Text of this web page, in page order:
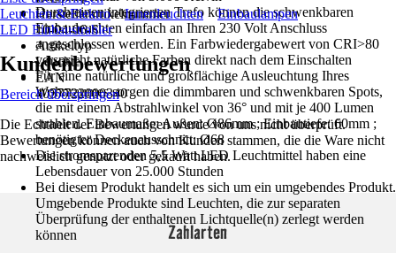
Herstellerartikelnummer
10-04-06-S
Artikeltyp
Leuchte
EAN
4057722000340
Durch einen integrierten Trafo können die schwenkbaren
Einbauleuchten einfach an Ihren 230 Volt Anschluss
angeschlossen werden. Ein Farbwiedergabewert von CRI>80
verspricht natürliche Farben direkt nach dem Einschalten
Für eine natürliche und großflächige Ausleuchtung Ihres
Wohnraumes sorgen die dimmbaren und schwenkbaren Spots,
die mit einem Abstrahlwinkel von 36° und mit je 400 Lumen
strahlen. Einbaumaße: Außen: Ø86mm ; Einbautiefe: 60mm ;
benötigter Deckenausschnitt: Ø68
Die stromsparenden 5,5 Watt LED Leuchtmittel haben eine
Lebensdauer von 25.000 Stunden
Bei diesem Produkt handelt es sich um ein umgebendes Produkt.
Umgebende Produkte sind Leuchten, die zur separaten
Überprüfung der enthaltenen Lichtquelle(n) zerlegt werden
können
Leuchten & Elektro
Innenleuchten
Einbaulampen
LED Einbaustrahler
Kundenbewertungen
Bereich überspringen
Die Echtheit der Bewertungen wurde von uns nicht überprüft.
Bewertungen können auch von Kunden stammen, die die Ware nicht
nachweislich genutzt oder gekauft haben.
Zahlarten